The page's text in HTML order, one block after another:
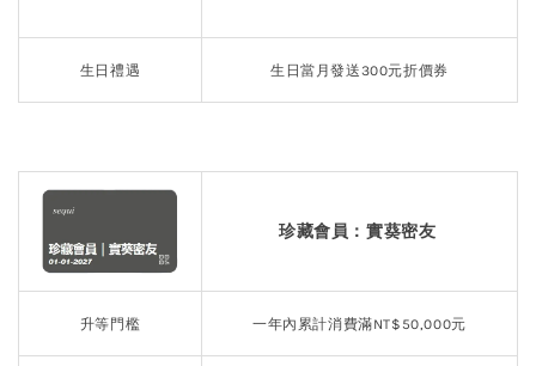
生日禮遇 生日當月發送300元折價券
珍藏會員：實葵密友
升等門檻 一年內累計消費滿NT$50,000元